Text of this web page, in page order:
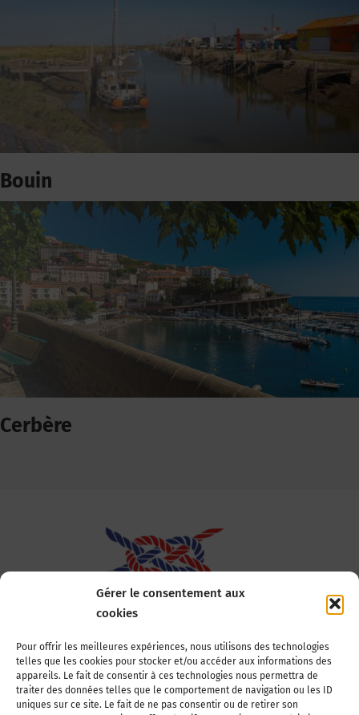
Gérer le consentement aux
cookies
Pour offrir les meilleures expériences, nous utilisons des technologies
telles que les cookies pour stocker et/ou accéder aux informations des
appareils. Le fait de consentir à ces technologies nous permettra de
traiter des données telles que le comportement de navigation ou les ID
uniques sur ce site. Le fait de ne pas consentir ou de retirer son
Bouin
Cerbère
Association Nationale des Elus des Littoraux
22, boulevard de la Tour-Maubourg
75007 Paris
Tél : 01 44 11 11 70